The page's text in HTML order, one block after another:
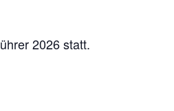
2026 statt.